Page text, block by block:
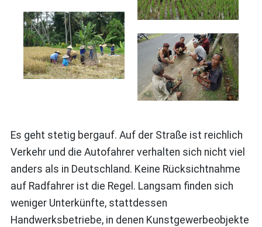
Es geht stetig bergauf. Auf der Straße ist reichlich
Verkehr und die Autofahrer verhalten sich nicht viel
anders als in Deutschland. Keine Rücksichtnahme
auf Radfahrer ist die Regel. Langsam finden sich
weniger Unterkünfte, stattdessen
Handwerksbetriebe, in denen Kunstgewerbeobjekte